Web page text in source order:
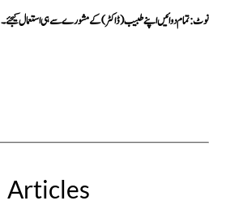
نوٹ: تمام دوائیں اپنے طبیب(ڈاکٹر)کے مشورے سے ہی استعمال کیجئے۔
Articles